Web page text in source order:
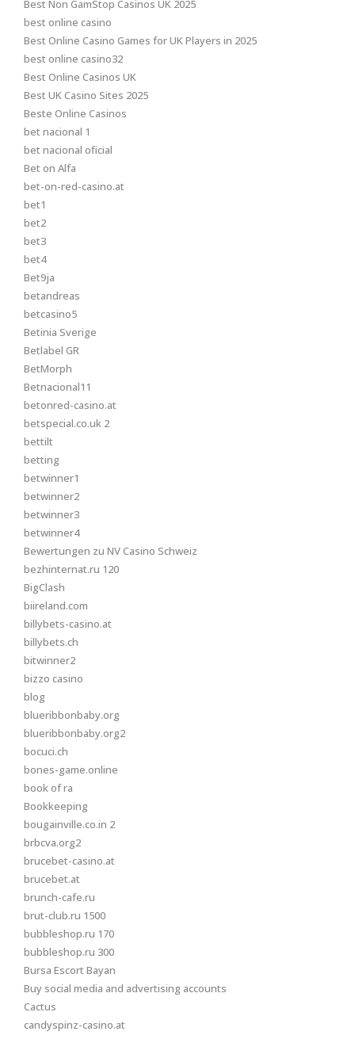
Best Non GamStop Casinos UK 2025
best online casino
Best Online Casino Games for UK Players in 2025
best online casino32
Best Online Casinos UK
Best UK Casino Sites 2025
Beste Online Casinos
bet nacional 1
bet nacional oficial
Bet on Alfa
bet-on-red-casino.at
bet1
bet2
bet3
bet4
Bet9ja
betandreas
betcasino5
Betinia Sverige
Betlabel GR
BetMorph
Betnacional11
betonred-casino.at
betspecial.co.uk 2
bettilt
betting
betwinner1
betwinner2
betwinner3
betwinner4
Bewertungen zu NV Casino Schweiz
bezhinternat.ru 120
BigClash
biireland.com
billybets-casino.at
billybets.ch
bitwinner2
bizzo casino
blog
blueribbonbaby.org
blueribbonbaby.org2
bocuci.ch
bones-game.online
book of ra
Bookkeeping
bougainville.co.in 2
brbcva.org2
brucebet-casino.at
brucebet.at
brunch-cafe.ru
brut-club.ru 1500
bubbleshop.ru 170
bubbleshop.ru 300
Bursa Escort Bayan
Buy social media and advertising accounts
Cactus
candyspinz-casino.at